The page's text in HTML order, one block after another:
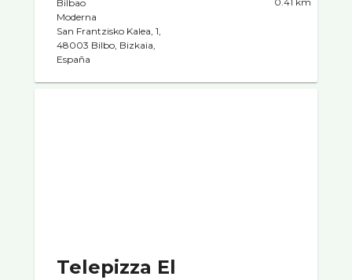
Bilbao
Moderna
San Frantzisko Kalea, 1,
48003 Bilbo, Bizkaia,
España
Telepizza El